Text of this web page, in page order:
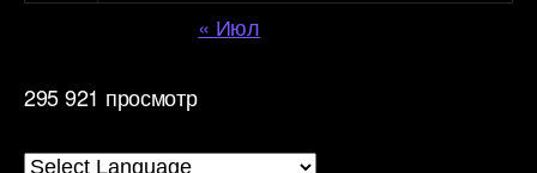
« Июл
295 921 просмотр